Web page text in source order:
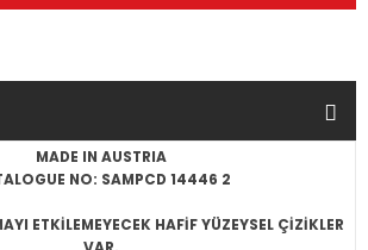
MADE IN AUSTRIA
NO: SAMPCD 14446 2
ETKİLEMEYECEK HAFİF YÜZEYSEL ÇİZİKLER